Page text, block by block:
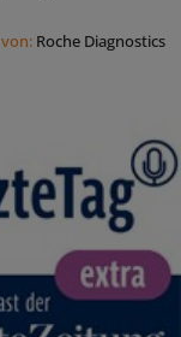
Roche Diagnostics